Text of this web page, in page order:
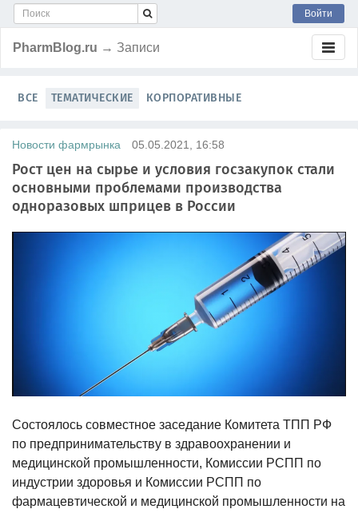
Войти
PharmBlog.ru → Записи
ВСЕ ТЕМАТИЧЕСКИЕ КОРПОРАТИВНЫЕ
Новости фармрынка 05.05.2021, 16:58
Рост цен на сырье и условия госзакупок стали
основными проблемами производства
одноразовых шприцев в России
Состоялось совместное заседание Комитета ТПП РФ
по предпринимательству в здравоохранении и
медицинской промышленности, Комиссии РСПП по
индустрии здоровья и Комиссии РСПП по
фармацевтической и медицинской промышленности на